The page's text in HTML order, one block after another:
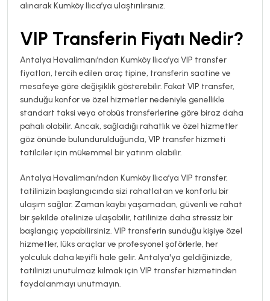
alınarak Kumköy Ilıca’ya ulaştırılırsınız.
VIP Transferin Fiyatı Nedir?
Antalya Havalimanı’ndan Kumköy Ilıca’ya VIP transfer
fiyatları, tercih edilen araç tipine, transferin saatine ve
mesafeye göre değişiklik gösterebilir. Fakat VIP transfer,
sunduğu konfor ve özel hizmetler nedeniyle genellikle
standart taksi veya otobüs transferlerine göre biraz daha
pahalı olabilir. Ancak, sağladığı rahatlık ve özel hizmetler
göz önünde bulundurulduğunda, VIP transfer hizmeti
tatilciler için mükemmel bir yatırım olabilir.
Antalya Havalimanı’ndan Kumköy Ilıca’ya VIP transfer,
tatilinizin başlangıcında sizi rahatlatan ve konforlu bir
ulaşım sağlar. Zaman kaybı yaşamadan, güvenli ve rahat
bir şekilde otelinize ulaşabilir, tatilinize daha stressiz bir
başlangıç yapabilirsiniz. VIP transferin sunduğu kişiye özel
hizmetler, lüks araçlar ve profesyonel şoförlerle, her
yolculuk daha keyifli hale gelir. Antalya'ya geldiğinizde,
tatilinizi unutulmaz kılmak için VIP transfer hizmetinden
faydalanmayı unutmayın.